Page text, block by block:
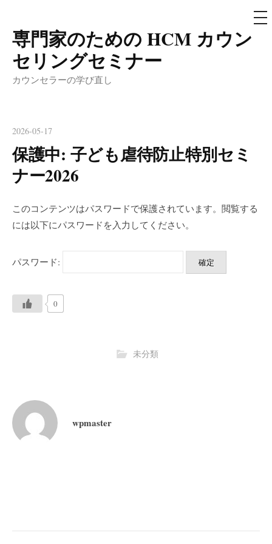
コ
ン
テ
ン
ス
キ
ッ
プ
専門家のための HCM カウン
セリングセミナー
カウンセラーの学び直し
メ
ニ
2026-05-17
保護中: 子ども虐待防止特別セミ
ナー2026
このコンテンツはパスワードで保護されています。閲覧する
には以下にパスワードを入力してください。
パスワード:
0
未分類
wpmaster
ナ